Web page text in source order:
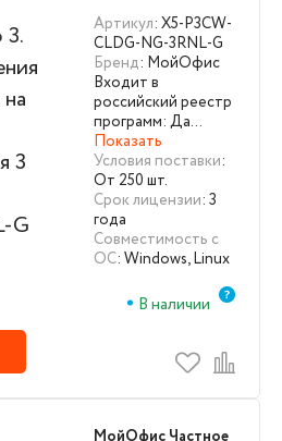
исполнения ГОСТ.
Лицензия на
Обновление
сроком действия 3
года X5-P3CW-
CLDG-NG-3RNL-G
Артикул: X5-P3CW-
CLDG-NG-3RNL-G
Бренд: МойОфис
Входит в
российский реестр
программ: Да…
Показать
Условия поставки:
От 250 шт.
Срок лицензии: 3
года
Совместимость с
ОС: Windows, Linux
В наличии
МойОфис Частное